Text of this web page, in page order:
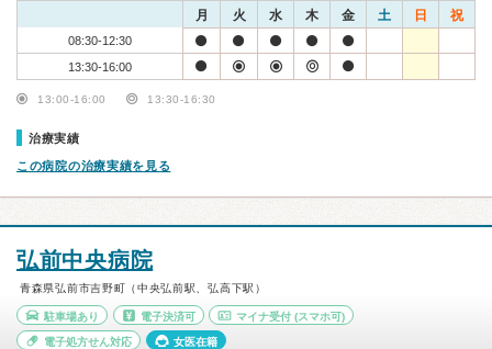
月 火 水 木 金 土 日 祝
08:30-12:30
13:30-16:00
13:00-16:00 13:30-16:30
治療実績
この病院の治療実績を見る
弘前中央病院
青森県弘前市吉野町（中央弘前駅、弘高下駅）
駐車場あり 電子決済可 マイナ受付 (スマホ可)
電子処方せん対応 女医在籍